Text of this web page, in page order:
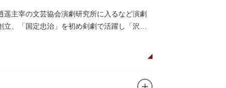
主宰の文芸協会演劇研究所に入るなど演劇
、「国定忠治」を初め剣劇で活躍し「沢